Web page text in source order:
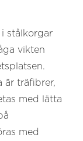
i stålkorgar
vikten
är träfibrer,
med lätta
med